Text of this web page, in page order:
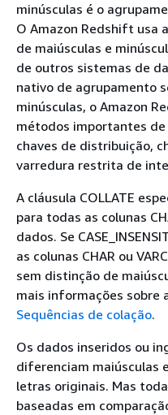
minúsculas é o
O Amazon Redshift usa
de maiúsculas e
de outros sistemas de
nativo de agrupamento
minúsculas, o Amazon
métodos importantes
chaves de distribuição,
varredura restrita de
A cláusula COLLATE
para todas as colunas
dados. Se
as colunas CHAR ou
sem distinção de
mais informações sobre
Sequências de colação.
Os dados inseridos ou
diferenciam maiúsculas
letras originais. Mas
baseadas em